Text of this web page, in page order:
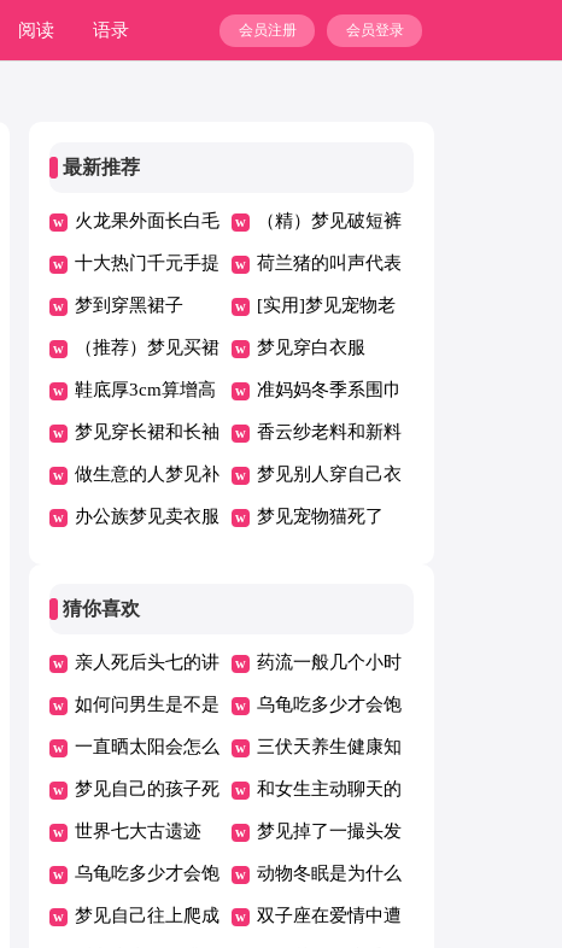
阅读 语录 会员登录
会员注册
最新推荐
火龙果外面长白毛
了还能吃吗
（精）梦见破短裤
十大热门千元手提
包排行榜
荷兰猪的叫声代表
什么意思
梦到穿黑裙子 [实用]梦见宠物老
鼠
（推荐）梦见买裙
子
梦见穿白衣服
鞋底厚3cm算增高
鞋吗
准妈妈冬季系围巾
有讲究
梦见穿长裙和长袖
衣服
香云纱老料和新料
区别
做生意的人梦见补
衣服
梦见别人穿自己衣
服是什么意思
办公族梦见卖衣服 梦见宠物猫死了
猜你喜欢
亲人死后头七的讲
究
药流一般几个小时
可以掉下来
如何问男生是不是
喜欢自己
乌龟吃多少才会饱
一直晒太阳会怎么
样
三伏天养生健康知
识
梦见自己的孩子死
了是什么意思
和女生主动聊天的
方法技巧
世界七大古遗迹 梦见掉了一撮头发
是什么意思
乌龟吃多少才会饱 动物冬眠是为什么
梦见自己往上爬成 双子座在爱情中遭